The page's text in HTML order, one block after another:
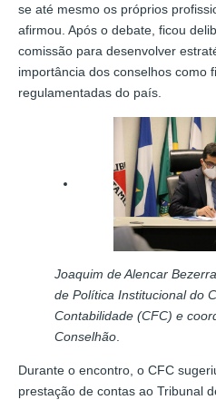
se até mesmo os próprios
afirmou. Após o debate, ficou
comissão para desenvolver
importância dos conselhos como
regulamentadas do país.
Joaquim de Alencar
de Política Institucional do
Contabilidade (CFC) e
Conselhão
Durante o encontro, o CFC
prestação de contas ao Tribunal